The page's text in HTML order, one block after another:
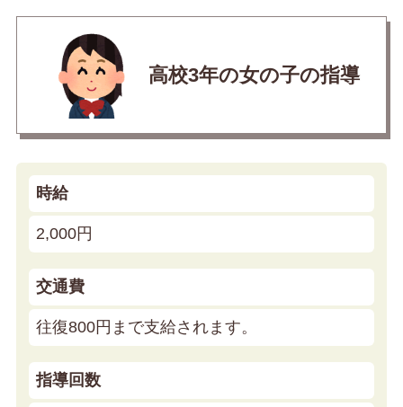
高校3年の女の子の指導
時給
2,000円
交通費
往復800円まで支給されます。
指導回数